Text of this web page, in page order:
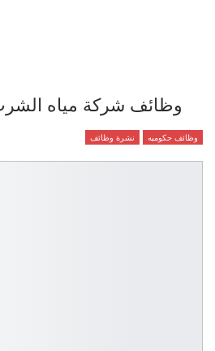
وظائف شركة مياه
نشرة وظائف وظائف حكوميه